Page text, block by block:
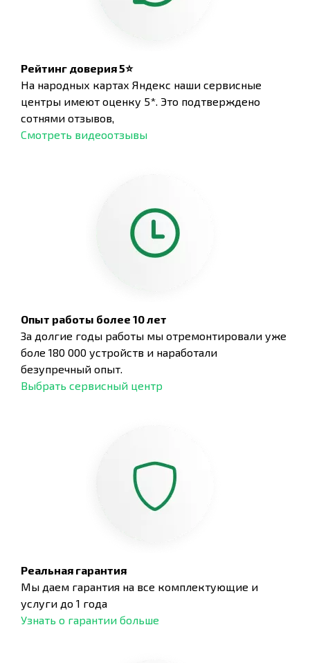
Рейтинг доверия 5⭐
На народных картах Яндекс наши сервисные
центры имеют оценку 5*. Это подтверждено
сотнями отзывов,
Смотреть видеоотзывы
Опыт работы более 10 лет
За долгие годы работы мы отремонтировали уже
боле 180 000 устройств и наработали
безупречный опыт.
Выбрать сервисный центр
Реальная гарантия
Мы даем гарантия на все комплектующие и
услуги до 1 года
Узнать о гарантии больше